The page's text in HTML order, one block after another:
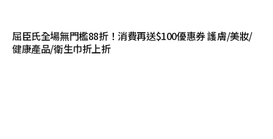
屈臣氏全場無門檻88折！消費再送$100優惠券 護膚/美妝/
健康產品/衛生巾折上折